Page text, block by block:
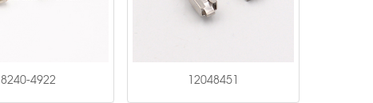
8240-4922 12048451